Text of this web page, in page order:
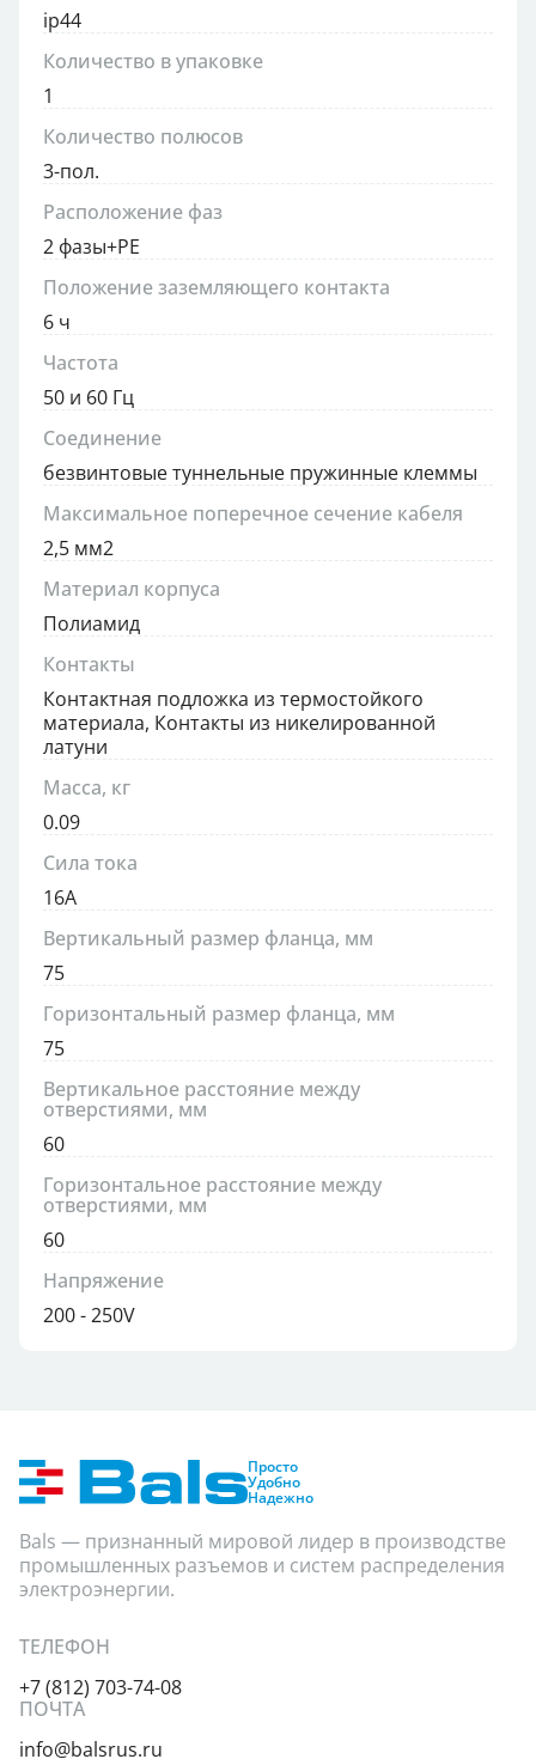
ip44
Количество в упаковке
1
Количество полюсов
3-пол.
Расположение фаз
2 фазы+PE
Положение заземляющего контакта
6 ч
Частота
50 и 60 Гц
Соединение
безвинтовые туннельные пружинные клеммы
Максимальное поперечное сечение кабеля
2,5 мм2
Материал корпуса
Полиамид
Контакты
Контактная подложка из термостойкого
материала, Контакты из никелированной
латуни
Масса, кг
0.09
Сила тока
16А
Вертикальный размер фланца, мм
75
Горизонтальный размер фланца, мм
75
Вертикальное расстояние между
отверстиями, мм
60
Горизонтальное расстояние между
отверстиями, мм
60
Напряжение
200 - 250V
Просто
Удобно
Надежно
Bals — признанный мировой лидер в производстве
промышленных разъемов и систем распределения
электроэнергии.
ТЕЛЕФОН
+7 (812) 703-74-08
ПОЧТА
info@balsrus.ru